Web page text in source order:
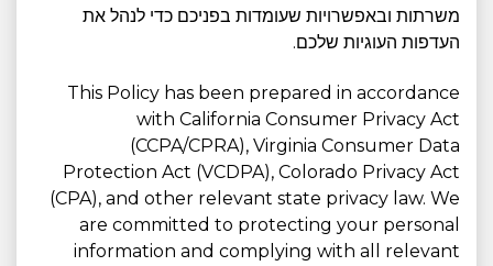
משרתות ובאפשרויות שעומדות בפניכם כדי לנהל את
העדפות העוגיות שלכם.
This Policy has been prepared in accordance
with California Consumer Privacy Act
(CCPA/CPRA), Virginia Consumer Data
Protection Act (VCDPA), Colorado Privacy Act
(CPA), and other relevant state privacy law. We
are committed to protecting your personal
information and complying with all relevant